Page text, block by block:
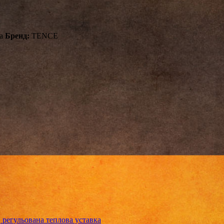
Бренд: TENCE
теплова уставка